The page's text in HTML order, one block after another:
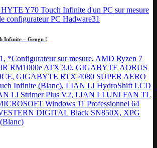
Infinite – Grogu !
*Configurateur sur mesure, AMD Ryzen 7
RM1000e ATX 3.0, GIGABYTE AORUS
GIGABYTE RTX 4080 SUPER AERO
Infinite (Blanc), LIAN LI HydroShift LCD
LI Strimer Plus V2, LIAN LI UNI FAN TL
Windows 11 Professionnel 64
DIGITAL Black SN850X, XPG